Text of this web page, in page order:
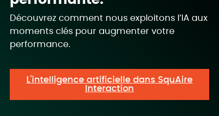
Découvrez comment nous exploitons l’IA aux
moments clés pour augmenter votre
performance.
L'intelligence artificielle dans SquAire
Interaction